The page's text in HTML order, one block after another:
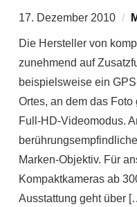
17. Dezember 2010
Die Hersteller von
zunehmend auf
beispielsweise ein
Ortes, an dem das
Full-HD-Videomodus.
Marken-Objektiv. Für
Kompaktkameras ab
Ausstattung geht über